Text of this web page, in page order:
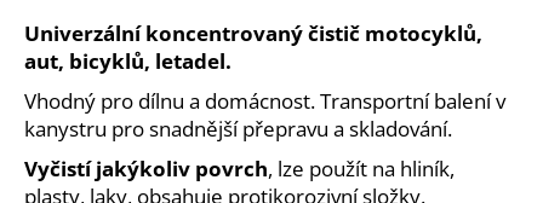
hvězdiček.
Univerzální koncentrovaný čistič motocyklů,
aut, bicyklů, letadel.
Vhodný pro dílnu a domácnost. Transportní balení v
kanystru pro snadnější přepravu a skladování.
Vyčistí jakýkoliv povrch, lze použít na hliník,
plasty, laky, obsahuje protikorozivní složky.
HLEDAT
D